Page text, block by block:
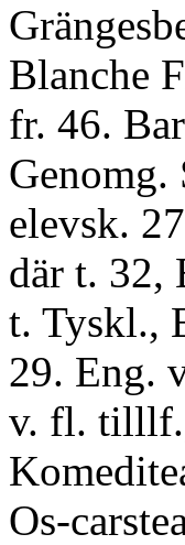
Blanche
fr. 46.
Genomg.
elevsk.
där t. 32,
t. Tyskl.,
29. Eng.
v. fl.
Os-